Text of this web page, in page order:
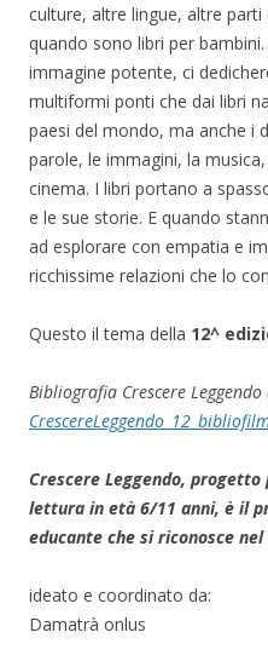
culture, altre lingue, altre
quando sono libri per
immagine potente, ci
multiformi ponti che dai libri
paesi del mondo, ma anche i
parole, le immagini, la
cinema. I libri portano a
e le sue storie. E quando
ad esplorare con empatia e
ricchissime relazioni che lo
Questo il tema della 12^
Bibliografia Crescere
Crescere Leggendo,
lettura in età 6/11 anni, è il
educante che si riconosce
ideato e coordinato da:
Damatrà onlus